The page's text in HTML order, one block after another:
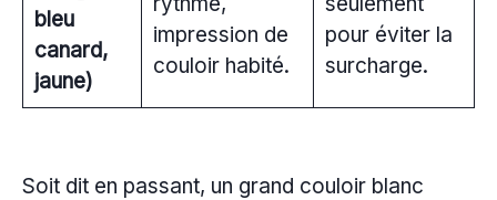
bleu
canard,
jaune)
impression de
couloir habité.
pour éviter la
surcharge.
Soit dit en passant, un grand couloir blanc